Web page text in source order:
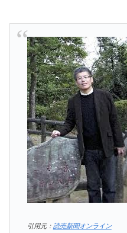
引用元： 読売新聞オンライン